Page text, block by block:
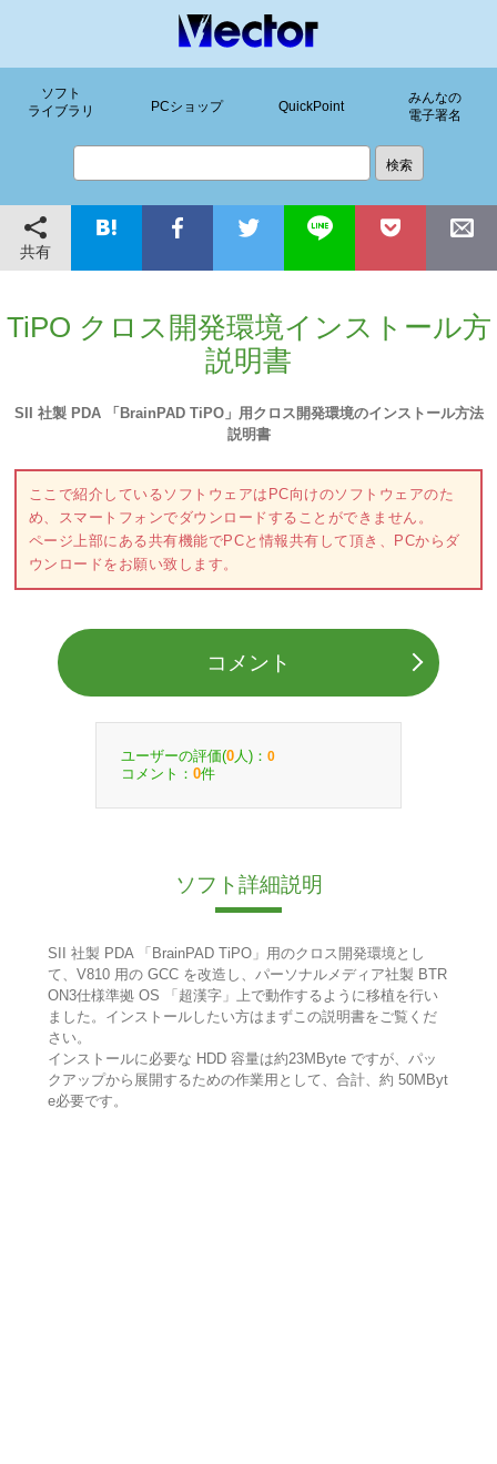
ソフト
ライブラリ
PCショップ QuickPoint
みんなの
電子署名
共有
TiPO クロス開発環境インストール方
説明書
SII 社製 PDA 「BrainPAD TiPO」用クロス開発環境のインストール方法
説明書
ここで紹介しているソフトウェアはPC向けのソフトウェアのた
め、スマートフォンでダウンロードすることができません。
ページ上部にある共有機能でPCと情報共有して頂き、PCからダ
ウンロードをお願い致します。
コメント
ユーザーの評価(0 人)： 0
コメント： 0件
ソフト詳細説明
SII 社製 PDA 「BrainPAD TiPO」用のクロス開発環境とし
て、V810 用の GCC を改造し、パーソナルメディア社製 BTR
ON3仕様準拠 OS 「超漢字」上で動作するように移植を行い
ました。インストールしたい方はまずこの説明書をご覧くだ
さい。
インストールに必要な HDD 容量は約23MByte ですが、パッ
クアップから展開するための作業用として、合計、約 50MByt
e必要です。